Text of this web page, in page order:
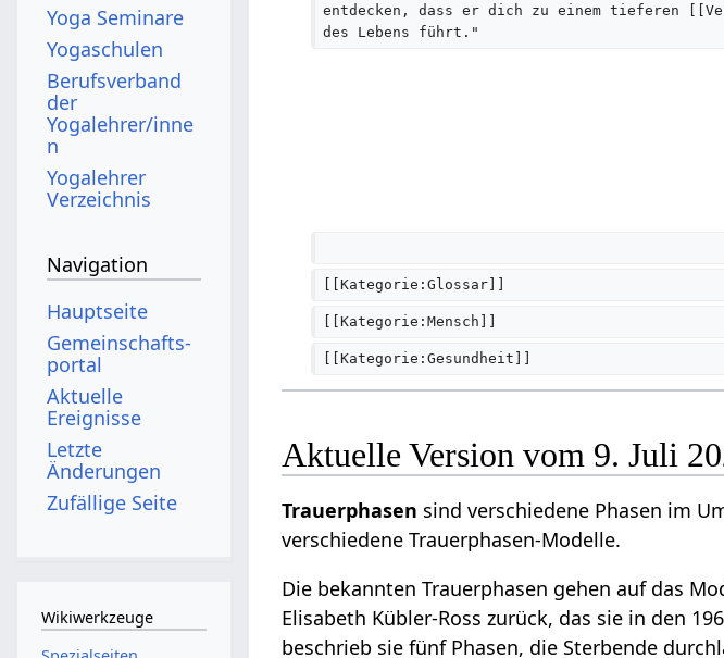
m
e
n
f
a
s
u
n
entdecken, dass er dich zu einem tieferen
des Lebens führt."
[[Kategorie:Glossar]]
[[Kategorie:Mensch]]
[[Kategorie:Gesundheit]]
Aktuelle Version vom 9. Juli
Trauerphasen sind verschiedene Phasen im
verschiedene Trauerphasen-Modelle.
Die bekannten Trauerphasen gehen auf das
Elisabeth Kübler-Ross zurück, das sie in den
beschrieb sie fünf Phasen, die Sterbende
Yoga Seminare
Yogaschulen
Berufsverband
der
Yogalehrer/inne
n
Yogalehrer
Verzeichnis
Navigation
Hauptseite
Gemeinschafts­
portal
Aktuelle
Ereignisse
Letzte
Änderungen
Zufällige Seite
Wikiwerkzeuge